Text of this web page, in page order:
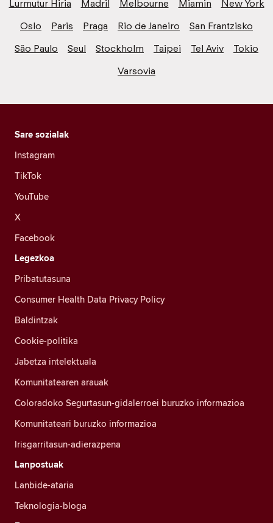
Lurmutur Hiria
Madril Melbourne Miamin
New York
Oslo
Paris Praga Rio de Janeiro
San Frantzisko
São Paulo
Seul Stockholm Taipei Tel Aviv
Tokio
Varsovia
Sare sozialak
Instagram
TikTok
YouTube
X
Facebook
Legezkoa
Pribatutasuna
Consumer Health Data Privacy Policy
Baldintzak
Cookie-politika
Jabetza intelektuala
Komunitatearen arauak
Coloradoko Segurtasun-gidalerroei buruzko informazioa
Komunitateari buruzko informazioa
Irisgarritasun-adierazpena
Lanpostuak
Lanbide-ataria
Teknologia-bloga